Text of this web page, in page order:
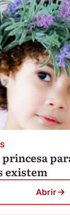
princesa
existem
Abrir